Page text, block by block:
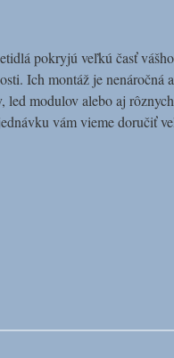
pokryjú veľkú časť vášho
Ich montáž je nenáročná
led modulov alebo aj
vám vieme doručiť